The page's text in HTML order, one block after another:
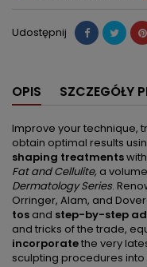
Udostępnij
OPIS SZCZEGÓŁY
Improve your technique,
obtain optimal results
shaping treatments
Fat and Cellulite, a
Dermatology Series.
Orringer, Alam, and
tos and step-by-step
and tricks of the trade,
incorporatethe very
sculpting procedures